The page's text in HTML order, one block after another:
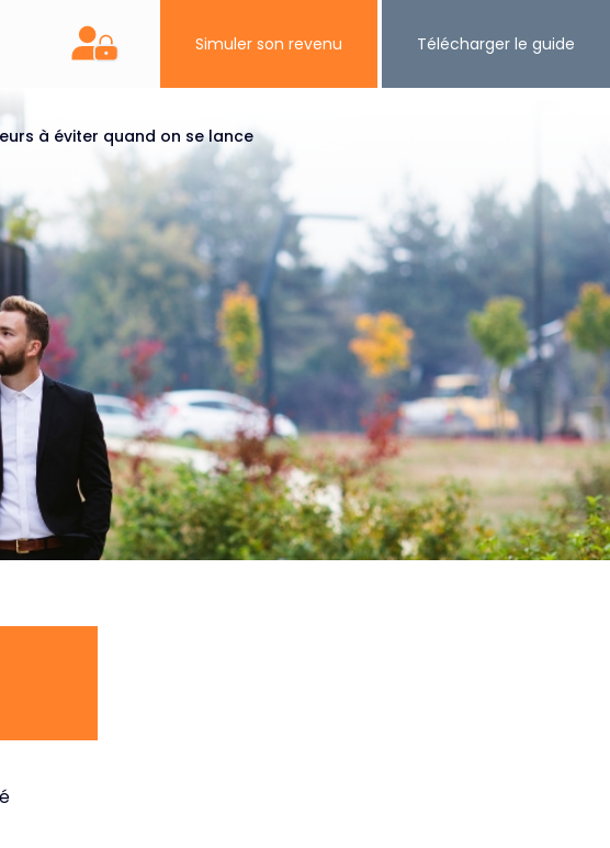
Accès privé Simuler son revenu Télécharger le guide
à éviter quand on se lance